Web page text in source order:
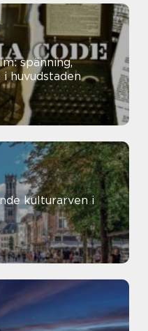
spänning,
huvudstaden
kulturarven i